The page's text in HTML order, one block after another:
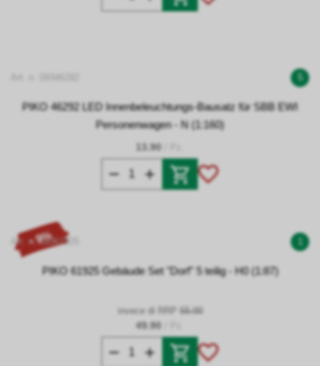
PIKO 46292 LED Innenbeleuchtungs-Bausatz für SBB EWI
Personenwagen - N (1:160)
13.90
- 9%
Art. n. 09361925
PIKO 61925 Gebäude Set "Dorf" 5 teilig - H0 (1:87)
invece di RRP 55.00
49.90